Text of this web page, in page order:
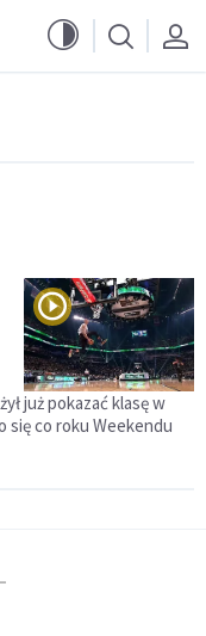
już pokazać klasę w
się co roku Weekendu